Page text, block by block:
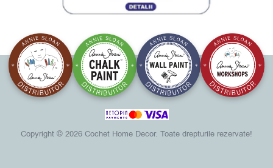
Copyright © 2026 Cochet Home Decor. Toate drepturile rezervate!